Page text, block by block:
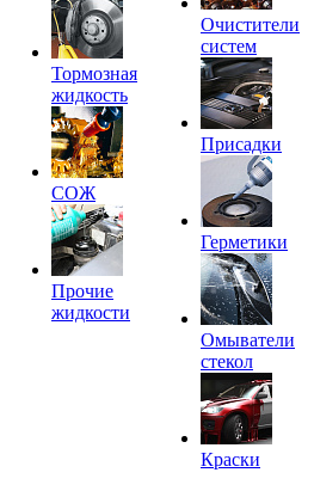
Тормозная
жидкость
СОЖ
Прочие
жидкости
Очистители
систем
Присадки
Герметики
Омыватели
стекол
Краски